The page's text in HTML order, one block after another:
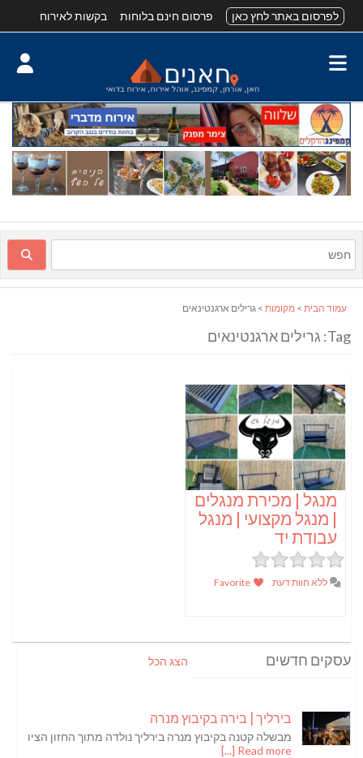
לפרסום באתר לחץ כאן פרסום חינם בלוחות בקשות לאירוח
עמוד הבית > מקומות > גרילים ארגנטינאים
Tag: גרילים ארגנטינאים
מנגל | מכירת מנגלים
| מנגל מקצועי | מנגל
עבודת יד
ללא חוות דעת
עסקים חדשים הצג הכל
בירליך | בירה בקיבוץ מנרה
מבשלה קטנה בקיבוץ מנרה בירליך נולדה מתוך החזון הציו
Read more [...]